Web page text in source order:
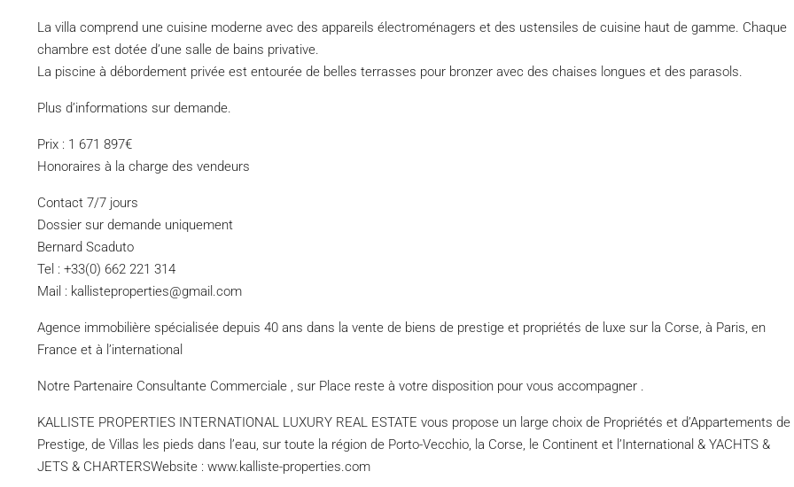
La villa comprend une cuisine moderne avec des appareils électroménagers et des ustensiles de cuisine haut de gamme. Chaque
chambre est dotée d’une salle de bains privative.
La piscine à débordement privée est entourée de belles terrasses pour bronzer avec des chaises longues et des parasols.
Plus d’informations sur demande.
Prix : 1 671 897€
Honoraires à la charge des vendeurs
Contact 7/7 jours
Dossier sur demande uniquement
Bernard Scaduto
Tel : +33(0) 662 221 314
Mail : kallisteproperties@gmail.com
Agence immobilière spécialisée depuis 40 ans dans la vente de biens de prestige et propriétés de luxe sur la Corse, à Paris, en
France et à l’international
Notre Partenaire Consultante Commerciale , sur Place reste à votre disposition pour vous accompagner .
KALLISTE PROPERTIES INTERNATIONAL LUXURY REAL ESTATE vous propose un large choix de Propriétés et d’Appartements de
Prestige, de Villas les pieds dans l’eau, sur toute la région de Porto-Vecchio, la Corse, le Continent et l’International & YACHTS &
JETS & CHARTERSWebsite : www.kalliste-properties.com